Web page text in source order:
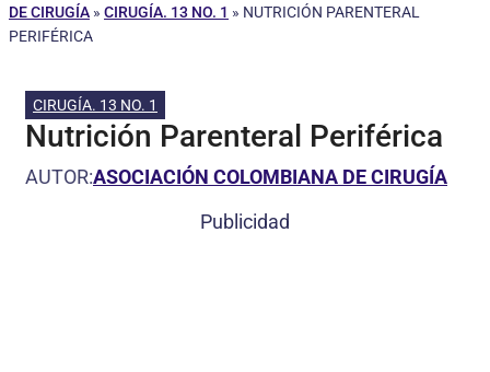
DE CIRUGÍA » CIRUGÍA. 13 NO. 1 » NUTRICIÓN PARENTERAL
PERIFÉRICA
CIRUGÍA. 13 NO. 1
Nutrición Parenteral Periférica
AUTOR:ASOCIACIÓN COLOMBIANA DE CIRUGÍA
Publicidad